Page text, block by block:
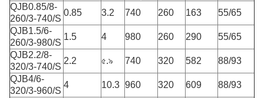
QJB0.85/8-
260/3-740/S
0.85 3.2 740 260 163
55/65
QJB1.5/6-
260/3-980/S
1.5 4 980 260 290
55/65
QJB2.2/8-
320/3-740/S
2.2 ৫.৯ 740 320 582
88/93
QJB4/6-
320/3-960/S
4 10.3 960 320 609
88/93